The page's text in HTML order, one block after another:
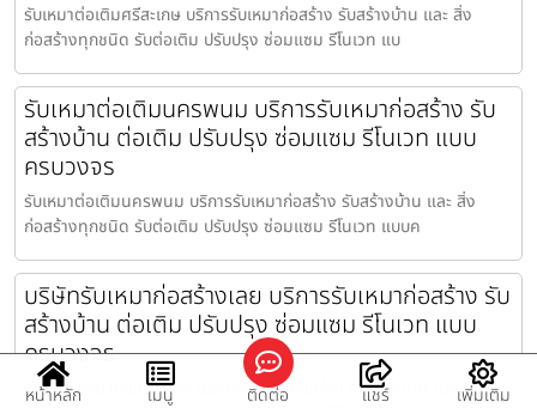
รับเหมาต่อเติมศรีสะเกษ บริการรับเหมาก่อสร้าง รับสร้างบ้าน และ สิ่ง
ก่อสร้างทุกชนิด รับต่อเติม ปรับปรุง ซ่อมแซม รีโนเวท แบ
รับเหมาต่อเติมนครพนม บริการรับเหมาก่อสร้าง รับ
สร้างบ้าน ต่อเติม ปรับปรุง ซ่อมแซม รีโนเวท แบบ
ครบวงจร
รับเหมาต่อเติมนครพนม บริการรับเหมาก่อสร้าง รับสร้างบ้าน และ สิ่ง
ก่อสร้างทุกชนิด รับต่อเติม ปรับปรุง ซ่อมแซม รีโนเวท แบบค
บริษัทรับเหมาก่อสร้างเลย บริการรับเหมาก่อสร้าง รับ
สร้างบ้าน ต่อเติม ปรับปรุง ซ่อมแซม รีโนเวท แบบ
ครบวงจร
บริษัทรับเหมาก่อสร้างเลย บริการรับเหมาก่อสร้าง รับสร้างบ้าน และ สิ่ง
หน้าหลัก เมนู ติดต่อ แชร์ เพิ่มเติม